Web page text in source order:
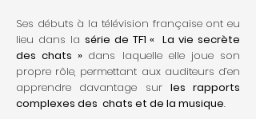
Ses débuts à la télévision française ont eu
lieu dans la série de TF1 « La vie secrète
des chats » dans laquelle elle joue son
propre rôle, permettant aux auditeurs d’en
apprendre davantage sur les rapports
complexes des chats et de la musique.